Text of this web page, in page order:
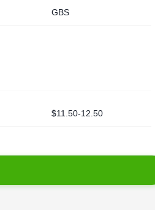
GBS
$11.50-12.50